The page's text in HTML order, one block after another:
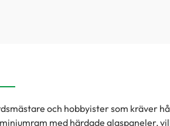
och hobbyister som kräver
med härdade glaspaneler,